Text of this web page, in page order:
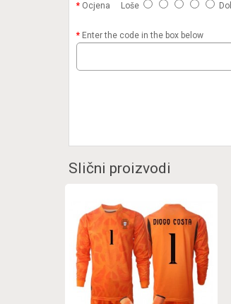
Ocjena Loše
Enter the code in the box below
Slični proizvodi